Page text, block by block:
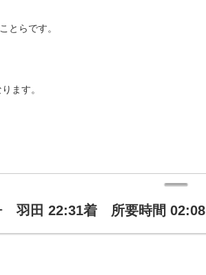
とらです。
ます。
羽田 22:31着 所要時間 02:08